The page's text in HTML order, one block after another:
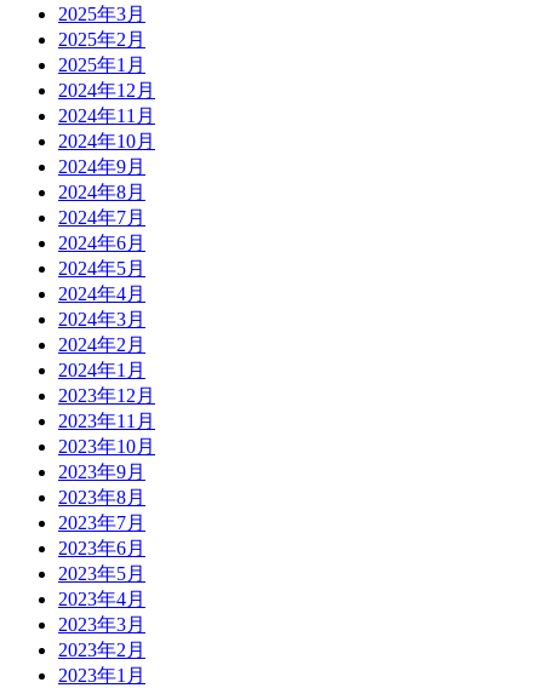
2025年3月
2025年2月
2025年1月
2024年12月
2024年11月
2024年10月
2024年9月
2024年8月
2024年7月
2024年6月
2024年5月
2024年4月
2024年3月
2024年2月
2024年1月
2023年12月
2023年11月
2023年10月
2023年9月
2023年8月
2023年7月
2023年6月
2023年5月
2023年4月
2023年3月
2023年2月
2023年1月